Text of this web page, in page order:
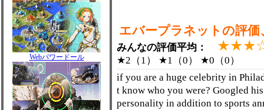
Webパワードール
エバープラネットの評
みんなの評価平均：
★2（1） ★1（0） ★0（0）
if you are a huge celebrity in
t know who you were? Googled
personality in addition to sports